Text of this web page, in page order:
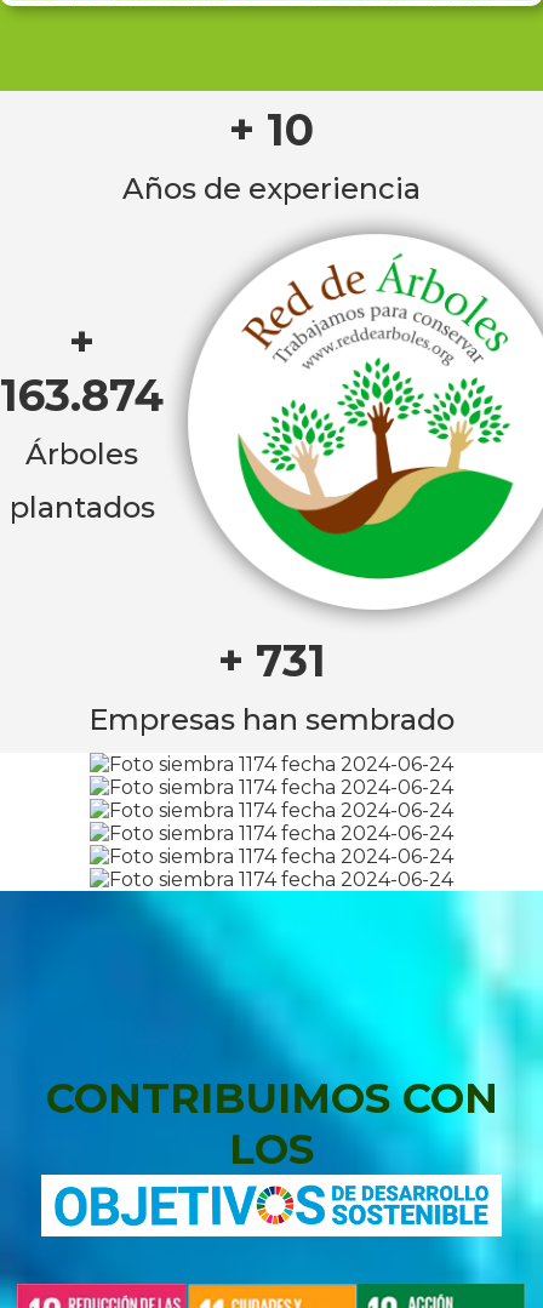
+ 10
Años de experiencia
+
163.874
Árboles
plantados
+ 731
Empresas han sembrado
CONTRIBUIMOS CON
LOS